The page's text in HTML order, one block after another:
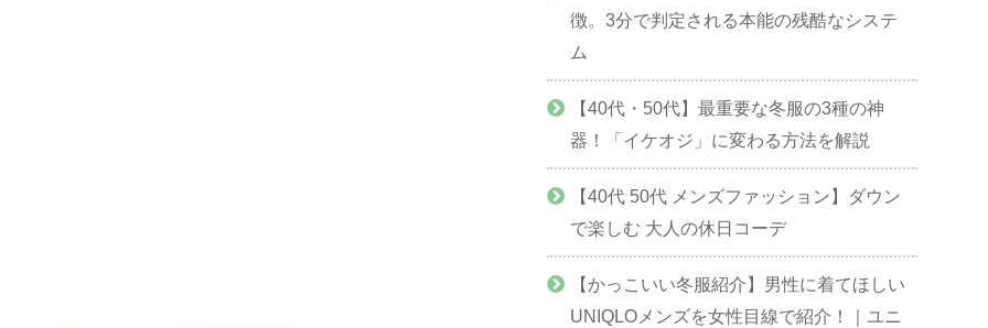
徴。3分で判定される本能の残酷なシステ
ム
【40代・50代】最重要な冬服の3種の神
器！「イケオジ」に変わる方法を解説
【40代 50代 メンズファッション】ダウン
で楽しむ 大人の休日コーデ
【かっこいい冬服紹介】男性に着てほしい
UNIQLOメンズを女性目線で紹介！｜ユニ